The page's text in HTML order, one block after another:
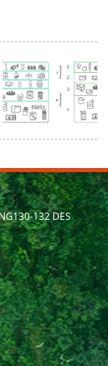
132 DES